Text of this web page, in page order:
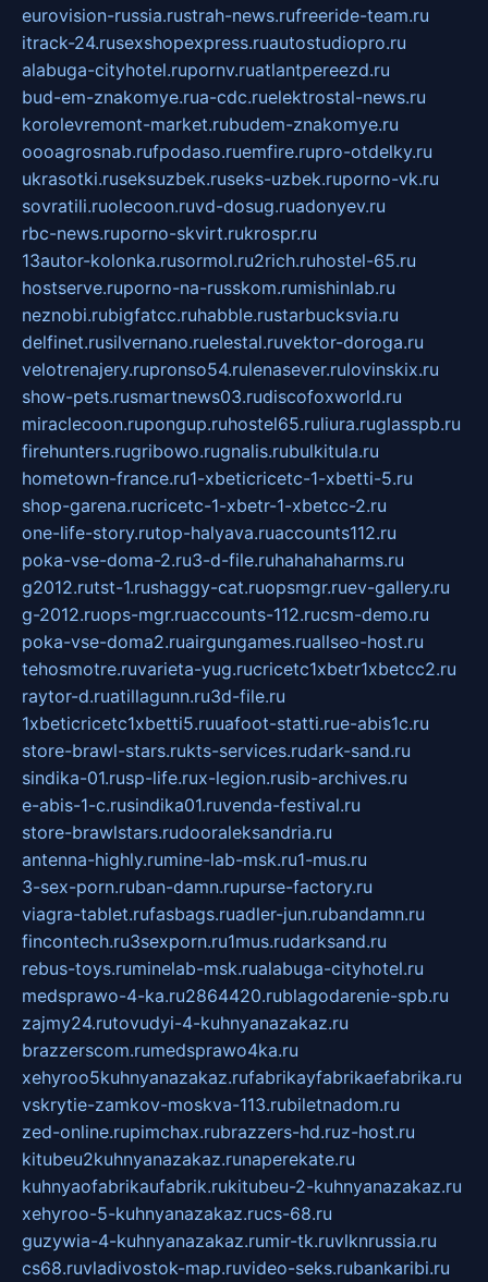
eurovision-russia.rustrah-news.rufreeride-team.ru
itrack-24.rusexshopexpress.ruautostudiopro.ru
alabuga-cityhotel.rupornv.ruatlantpereezd.ru
bud-em-znakomye.rua-cdc.ruelektrostal-news.ru
korolevremont-market.rubudem-znakomye.ru
oooagrosnab.rufpodaso.ruemfire.rupro-otdelky.ru
ukrasotki.ruseksuzbek.ruseks-uzbek.ruporno-vk.ru
sovratili.ruolecoon.ruvd-dosug.ruadonyev.ru
rbc-news.ruporno-skvirt.rukrospr.ru
13autor-kolonka.rusormol.ru2rich.ruhostel-65.ru
hostserve.ruporno-na-russkom.rumishinlab.ru
neznobi.rubigfatcc.ruhabble.rustarbucksvia.ru
delfinet.rusilvernano.ruelestal.ruvektor-doroga.ru
velotrenajery.rupronso54.rulenasever.rulovinskix.ru
show-pets.rusmartnews03.rudiscofoxworld.ru
miraclecoon.rupongup.ruhostel65.ruliura.ruglasspb.ru
firehunters.rugribowo.rugnalis.rubulkitula.ru
hometown-france.ru1-xbeticricetc-1-xbetti-5.ru
shop-garena.rucricetc-1-xbetr-1-xbetcc-2.ru
one-life-story.rutop-halyava.ruaccounts112.ru
poka-vse-doma-2.ru3-d-file.ruhahahaharms.ru
g2012.rutst-1.rushaggy-cat.ruopsmgr.ruev-gallery.ru
g-2012.ruops-mgr.ruaccounts-112.rucsm-demo.ru
poka-vse-doma2.ruairgungames.ruallseo-host.ru
tehosmotre.ruvarieta-yug.rucricetc1xbetr1xbetcc2.ru
raytor-d.ruatillagunn.ru3d-file.ru
1xbeticricetc1xbetti5.ruuafoot-statti.rue-abis1c.ru
store-brawl-stars.rukts-services.rudark-sand.ru
sindika-01.rusp-life.rux-legion.rusib-archives.ru
e-abis-1-c.rusindika01.ruvenda-festival.ru
store-brawlstars.rudooraleksandria.ru
antenna-highly.rumine-lab-msk.ru1-mus.ru
3-sex-porn.ruban-damn.rupurse-factory.ru
viagra-tablet.rufasbags.ruadler-jun.rubandamn.ru
fincontech.ru3sexporn.ru1mus.rudarksand.ru
rebus-toys.ruminelab-msk.rualabuga-cityhotel.ru
medsprawo-4-ka.ru2864420.rublagodarenie-spb.ru
zajmy24.rutovudyi-4-kuhnyanazakaz.ru
brazzerscom.rumedsprawo4ka.ru
xehyroo5kuhnyanazakaz.rufabrikayfabrikaefabrika.ru
vskrytie-zamkov-moskva-113.rubiletnadom.ru
zed-online.rupimchax.rubrazzers-hd.ruz-host.ru
kitubeu2kuhnyanazakaz.runaperekate.ru
kuhnyaofabrikaufabrik.rukitubeu-2-kuhnyanazakaz.ru
xehyroo-5-kuhnyanazakaz.rucs-68.ru
guzywia-4-kuhnyanazakaz.rumir-tk.ruvlknrussia.ru
cs68.ruvladivostok-map.ruvideo-seks.rubankaribi.ru